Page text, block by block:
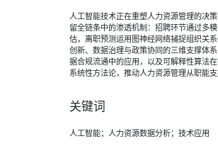
人工智能技术正在重塑人力资源管理的决
留全链条中的渗透机制：招聘环节通过多
估，离职预测运用图神经网络捕捉组织关
创新、数据治理与政策协同的三维支撑体
据合规流通中的应用，以及可解释性算法
系统性方法论，推动人力资源管理从职能
关键词
人工智能；人力资源数据分析；技术应用